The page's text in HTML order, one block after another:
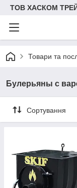
ТОВ ХАСКОМ
Товари та
Булерьяны с
Сортування